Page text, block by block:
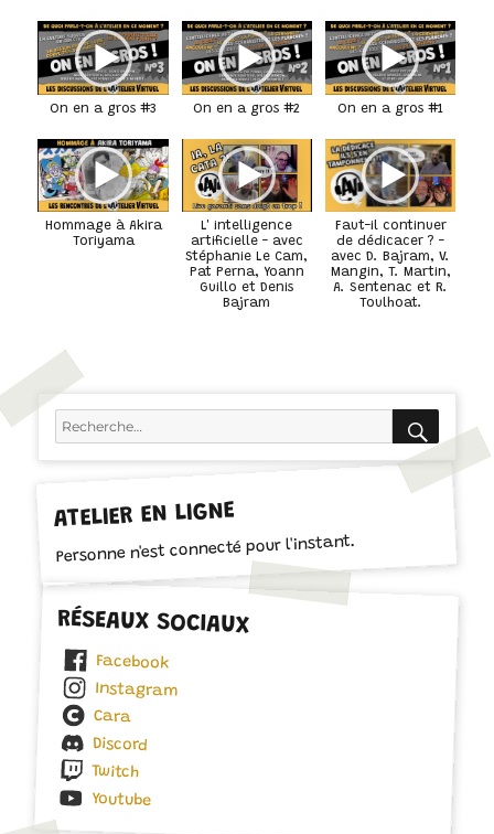
On en a gros #3 On en a gros #2 On en a gros #1
Hommage à Akira
Toriyama
L' intelligence
artificielle - avec
Stéphanie Le Cam,
Pat Perna, Yoann
Guillo et Denis
Bajram
Faut-il continuer
de dédicacer ? -
avec D. Bajram, V.
Mangin, T. Martin,
A. Sentenac et R.
Toulhoat.
Recherche
ATELIER EN LIGNE
Personne n'est connecté pour l'instant.
RÉSEAUX SOCIAUX
Facebook
Instagram
Cara
Discord
Twitch
Youtube